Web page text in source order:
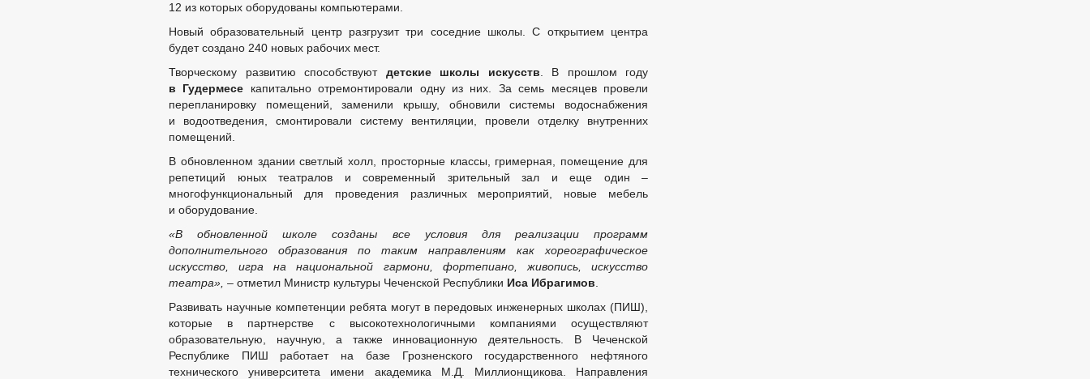
12 из которых оборудованы компьютерами.
Новый образовательный центр разгрузит три соседние школы. С открытием центра
будет создано 240 новых рабочих мест.
Творческому развитию способствуютдетские школы искусств . В прошлом году
в Гудермесе капитально отремонтировали одну из них. За семь месяцев провели
перепланировку помещений, заменили крышу, обновили системы водоснабжения
и водоотведения, смонтировали систему вентиляции, провели отделку внутренних
помещений.
В обновленном здании светлый холл, просторные классы, гримерная, помещение для
репетиций юных театралов и современный зрительный зал и еще один –
многофункциональный для проведения различных мероприятий, новые мебель
и оборудование.
«В обновленной школе созданы все условия для реализации программ
дополнительного образования по таким направлениям как хореографическое
искусство, игра на национальной гармони, фортепиано, живопись, искусство
театра», – отметил Министр культуры Чеченской Республики Иса Ибрагимов
Развивать научные компетенции ребята могут в передовых инженерных школах (ПИШ),
которые в партнерстве с высокотехнологичными компаниями осуществляют
образовательную, научную, а также инновационную деятельность. В Чеченской
Республике ПИШ работает на базе Грозненского государственного нефтяного
технического университета имени академика М.Д. Миллионщикова. Направления